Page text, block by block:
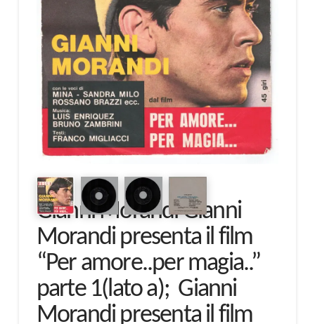
Gianni Morandi Gianni
Morandi presenta il film
“Per amore..per magia..”
parte 1(lato a); Gianni
Morandi presenta il film